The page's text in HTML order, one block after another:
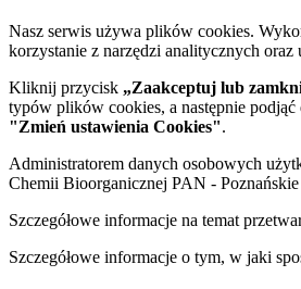
Nasz serwis używa plików cookies.
korzystanie z narzędzi analitycznych
Kliknij przycisk „Zaakceptuj lub
typów plików cookies, a następnie
"Zmień ustawienia Cookies".
Administratorem danych osobowych
Chemii Bioorganicznej PAN -
Szczegółowe informacje na temat
Szczegółowe informacje o tym, w jaki